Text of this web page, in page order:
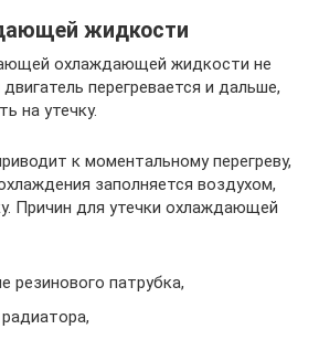
жидкости
охлаждающей жидкости не
перегревается и дальше,
на утечку.
к моментальному перегреву,
заполняется воздухом,
Причин для утечки охлаждающей
резинового патрубка,